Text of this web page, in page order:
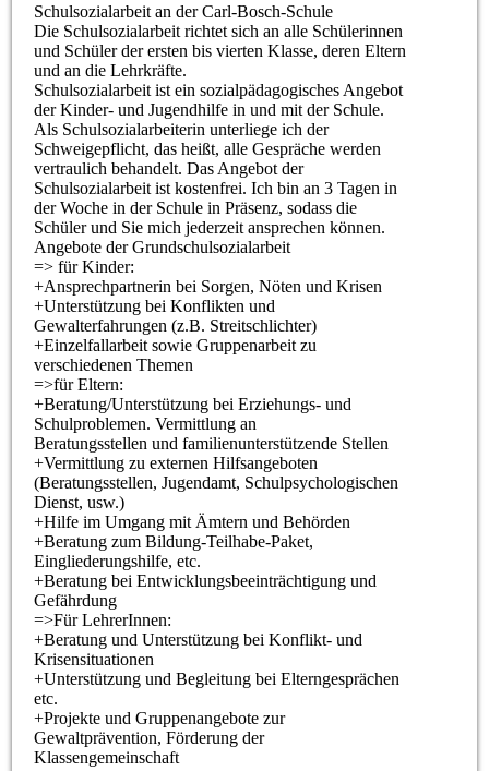
Schulsozialarbeit an der Carl-Bosch-Schule
Die Schulsozialarbeit richtet sich an alle Schülerinnen
und Schüler der ersten bis vierten Klasse, deren Eltern
und an die Lehrkräfte.
Schulsozialarbeit ist ein sozialpädagogisches Angebot
der Kinder- und Jugendhilfe in und mit der Schule.
Als Schulsozialarbeiterin unterliege ich der
Schweigepflicht, das heißt, alle Gespräche werden
vertraulich behandelt. Das Angebot der
Schulsozialarbeit ist kostenfrei. Ich bin an 3 Tagen in
der Woche in der Schule in Präsenz, sodass die
Schüler und Sie mich jederzeit ansprechen können.
Angebote der Grundschulsozialarbeit
=> für Kinder:
+Ansprechpartnerin bei Sorgen, Nöten und Krisen
+Unterstützung bei Konflikten und
Gewalterfahrungen (z.B. Streitschlichter)
+Einzelfallarbeit sowie Gruppenarbeit zu
verschiedenen Themen
=>für Eltern:
+Beratung/Unterstützung bei Erziehungs- und
Schulproblemen. Vermittlung an
Beratungsstellen und familienunterstützende Stellen
+Vermittlung zu externen Hilfsangeboten
(Beratungsstellen, Jugendamt, Schulpsychologischen
Dienst, usw.)
+Hilfe im Umgang mit Ämtern und Behörden
+Beratung zum Bildung-Teilhabe-Paket,
Eingliederungshilfe, etc.
+Beratung bei Entwicklungsbeeinträchtigung und
Gefährdung
=>Für LehrerInnen:
+Beratung und Unterstützung bei Konflikt- und
Krisensituationen
+Unterstützung und Begleitung bei Elterngesprächen
etc.
+Projekte und Gruppenangebote zur
Gewaltprävention, Förderung der
Klassengemeinschaft